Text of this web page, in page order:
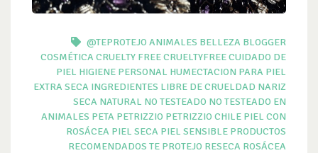
@TEPROTEJO ANIMALES BELLEZA BLOGGER
COSMÉTICA CRUELTY FREECRUELTYFREECUIDADO DE
PIEL HIGIENE PERSONAL HUMECTACION PARA PIEL
EXTRA SECA INGREDIENTES LIBRE DE CRUELDAD NARIZ
SECA NATURAL NO TESTEADO NO TESTEADO EN
ANIMALES PETA PETRIZZIO PETRIZZIO CHILE PIEL CON
ROSÁCEA PIEL SECA PIEL SENSIBLE PRODUCTOS
RECOMENDADOS TE PROTEJO RESECA ROSÁCEA